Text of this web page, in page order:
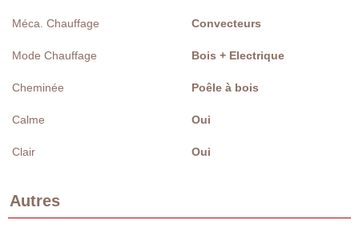
Méca. Chauffage Convecteurs
Mode Chauffage Bois + Electrique
Cheminée Poêle à bois
Calme Oui
Clair Oui
Autres